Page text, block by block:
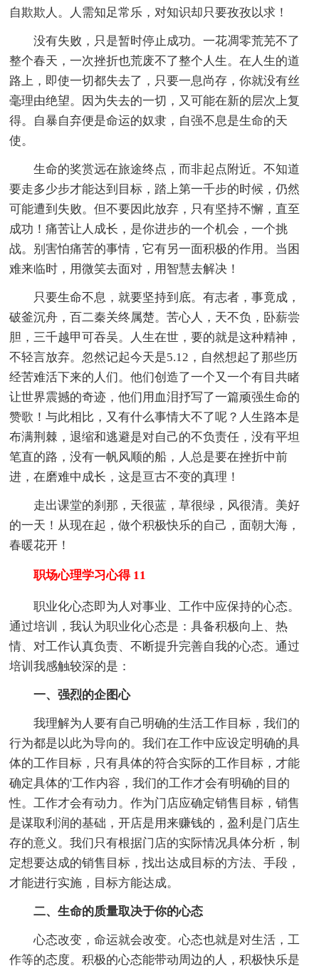
自欺欺人。人需知足常乐，对知识却只要孜孜以求！
没有失败，只是暂时停止成功。一花凋零荒芜不了
整个春天，一次挫折也荒废不了整个人生。在人生的道
路上，即使一切都失去了，只要一息尚存，你就没有丝
毫理由绝望。因为失去的一切，又可能在新的层次上复
得。自暴自弃便是命运的奴隶，自强不息是生命的天
使。
生命的奖赏远在旅途终点，而非起点附近。不知道
要走多少步才能达到目标，踏上第一千步的时候，仍然
可能遭到失败。但不要因此放弃，只有坚持不懈，直至
成功！痛苦让人成长，是你进步的一个机会，一个挑
战。别害怕痛苦的事情，它有另一面积极的作用。当困
难来临时，用微笑去面对，用智慧去解决！
只要生命不息，就要坚持到底。有志者，事竟成，
破釜沉舟，百二秦关终属楚。苦心人，天不负，卧薪尝
胆，三千越甲可吞吴。人生在世，要的就是这种精神，
不轻言放弃。忽然记起今天是5.12，自然想起了那些历
经苦难活下来的人们。他们创造了一个又一个有目共睹
让世界震撼的奇迹，他们用血泪抒写了一篇顽强生命的
赞歌！与此相比，又有什么事情大不了呢？人生路本是
布满荆棘，退缩和逃避是对自己的不负责任，没有平坦
笔直的路，没有一帆风顺的船，人总是要在挫折中前
进，在磨难中成长，这是亘古不变的真理！
走出课堂的刹那，天很蓝，草很绿，风很清。美好
的一天！从现在起，做个积极快乐的自己，面朝大海，
春暖花开！
职场心理学习心得 11
职业化心态即为人对事业、工作中应保持的心态。
通过培训，我认为职业化心态是：具备积极向上、热
情、对工作认真负责、不断提升完善自我的心态。通过
培训我感触较深的是：
一、强烈的企图心
我理解为人要有自己明确的生活工作目标，我们的
行为都是以此为导向的。我们在工作中应设定明确的具
体的工作目标，只有具体的符合实际的工作目标，才能
确定具体的'工作内容，我们的工作才会有明确的目的
性。工作才会有动力。作为门店应确定销售目标，销售
是谋取利润的基础，开店是用来赚钱的，盈利是门店生
存的意义。我们只有根据门店的实际情况具体分析，制
定想要达成的销售目标，找出达成目标的方法、手段，
才能进行实施，目标方能达成。
二、生命的质量取决于你的心态
心态改变，命运就会改变。心态也就是对生活，工
作等的态度。积极的心态能带动周边的人，积极快乐是